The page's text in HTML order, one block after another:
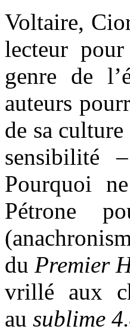
Voltaire,
lecteur
genre de
auteurs
de sa
sensibilité
Pourquoi
Pétrone
du Premier
vrillé aux
au sublime